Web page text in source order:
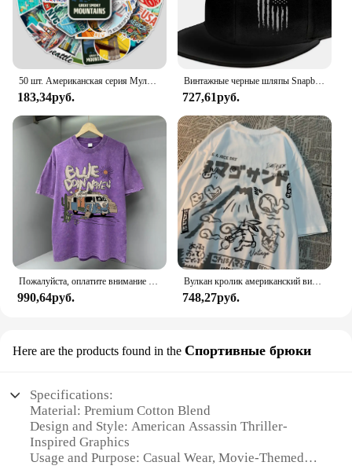
50 шт. Американская серия Мультяшные милые водонепроницаемые Стикеры для скейтборда сноуборда Ретро наклейки
183,34руб.
Винтажные черные шляпы Snapback с американским флагом для мужчин, бейсболка, регулируемая плоская бейсболка, дальнобойщик, подарок папету, мужской ремешок, друг мальчика
727,61руб.
Пожалуйста, оплатите внимание на американскую ретро мужскую футболку с героями мультфильмов, свободные футболки большого размера, хлопковые футболки, дышащие футболки в стиле хип-хоп
990,64руб.
Вулкан кролик американский винтажный мультяшный принт из чистого хлопка с короткими рукавами футболка для мужчин и женщин модная свободная универсальная футболка для пар
748,27руб.
Here are the products found in the Спортивные брюки
Specifications:
Material: Premium Cotton Blend
Design and Style: American Assassin Thriller-
Inspired Graphics
Usage and Purpose: Casual Wear, Movie-Themed